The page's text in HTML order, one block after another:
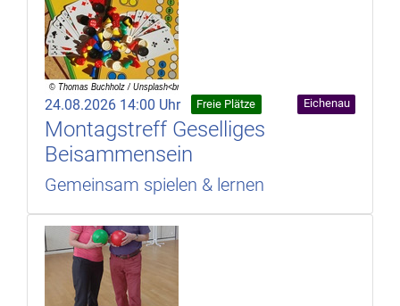
24.08.2026 14:00 Uhr Freie Plätze Eichenau
Montagstreff Geselliges
Beisammensein
Gemeinsam spielen & lernen